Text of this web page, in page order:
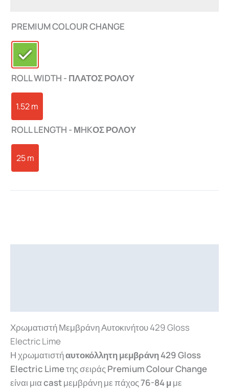
PREMIUM COLOUR CHANGE
ROLL WIDTH - ΠΛΑΤΟΣ ΡΟΛΟΥ
1.52 m
ROLL LENGTH - ΜHKΟΣ ΡΟΛΟΥ
25 m
Χρωματιστή Μεμβράνη Αυτοκινήτου 429 Gloss
Electric Lime
Η χρωματιστήαυτοκόλλητη μεμβράνη 429 Gloss
Electric Limeτης σειράς Premium Colour Change
είναι μιαcastμεμβράνη με πάχος76-84 μμε